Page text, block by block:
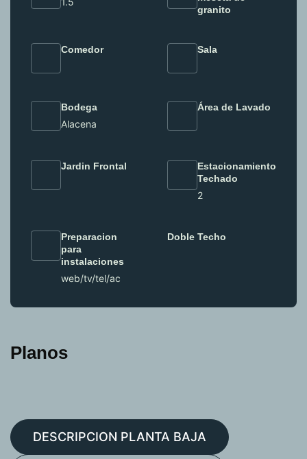
granito
Comedor Sala
Bodega
Alacena
Área de Lavado
Jardin Frontal
Estacionamiento
Techado
2
Preparacion
para
instalaciones
web/tv/tel/ac
Doble Techo
Planos
DESCRIPCION PLANTA BAJA